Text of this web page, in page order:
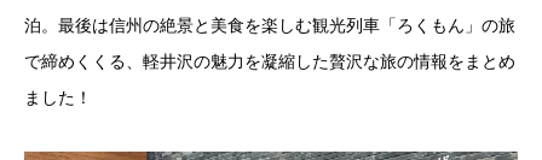
泊。最後は信州の絶景と美食を楽しむ観光列車「ろくもん」の旅
で締めくくる、軽井沢の魅力を凝縮した贅沢な旅の情報をまとめ
ました！